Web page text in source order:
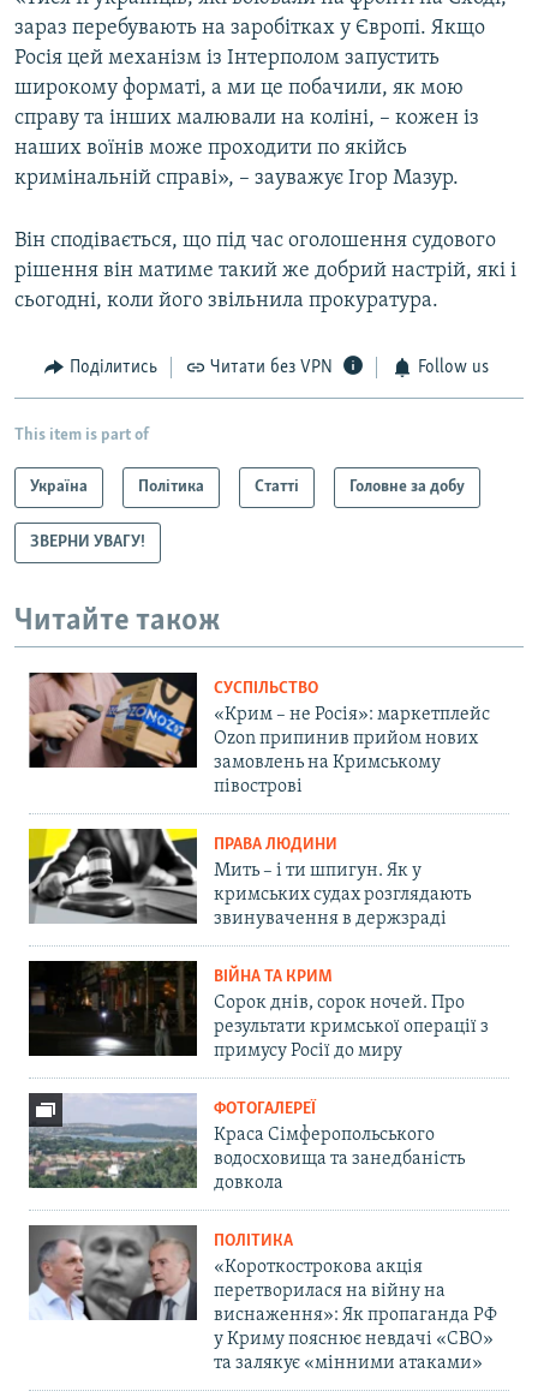
зараз перебувають на заробітках у Європі. Якщо
Росія цей механізм із Інтерполом запустить
широкому форматі, а ми це побачили, як мою
справу та інших малювали на коліні, – кожен із
наших воїнів може проходити по якійсь
кримінальній справі», – зауважує Ігор Мазур.
Він сподівається, що під час оголошення судового
рішення він матиме такий же добрий настрій, які і
сьогодні, коли його звільнила прокуратура.
Поділитись Читати без VPN Follow us
This item is part of
Україна Політика Статті Головне за добу
ЗВЕРНИ УВАГУ!
Читайте також
СУСПІЛЬСТВО
«Крим – не Росія»: маркетплейс
Ozon припинив прийом нових
замовлень на Кримському
півострові
ПРАВА ЛЮДИНИ
Мить – і ти шпигун. Як у
кримських судах розглядають
звинувачення в держзраді
ВІЙНА ТА КРИМ
Сорок днів, сорок ночей. Про
результати кримської операції з
примусу Росії до миру
ФОТОГАЛЕРЕЇ
Краса Сімферопольського
водосховища та занедбаність
довкола
ПОЛІТИКА
«Короткострокова акція
перетворилася на війну на
виснаження»: Як пропаганда РФ
у Криму пояснює невдачі «СВО»
та залякує «мінними атаками»